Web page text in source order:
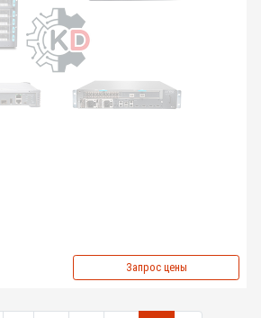
Запрос цены